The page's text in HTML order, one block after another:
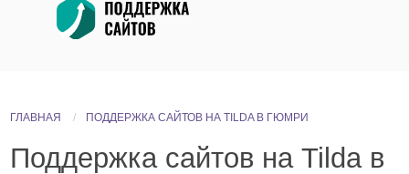
ГЛАВНАЯ ПОДДЕРЖКА САЙТОВ НА TILDA В ГЮМРИ
Поддержка сайтов на Tilda в